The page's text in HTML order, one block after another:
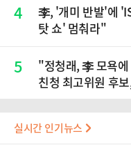
4
李, '개미 반발'에
탓 쇼' 멈춰라"
5
"정청래, 李 모욕
친청 최고위원 후
실시간 인기뉴스